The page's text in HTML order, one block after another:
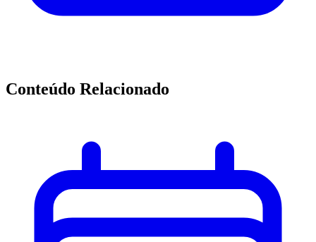
Conteúdo Relacionado